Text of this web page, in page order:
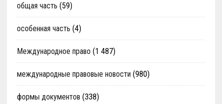
общая часть (59)
особенная часть (4)
Международное право (1 487)
международные правовые новости (980)
формы документов (338)